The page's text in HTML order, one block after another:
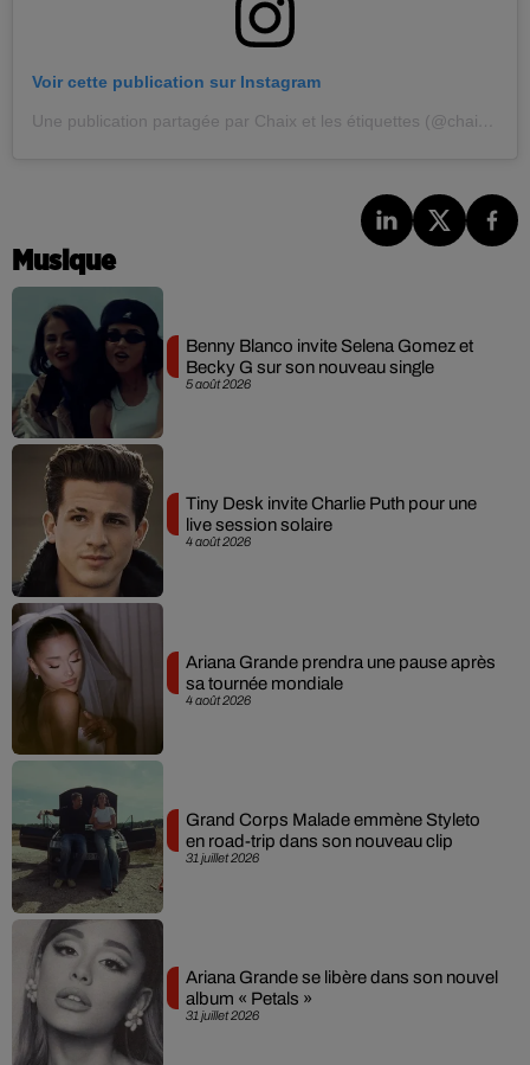
Voir cette publication sur Instagram
Musique
5 août 2026
Benny Blanco invite Selena Gomez et
Becky G sur son nouveau single
4 août 2026
Tiny Desk invite Charlie Puth pour une
live session solaire
4 août 2026
Ariana Grande prendra une pause après
sa tournée mondiale
31 juillet 2026
Grand Corps Malade emmène Styleto
en road-trip dans son nouveau clip
31 juillet 2026
Ariana Grande se libère dans son nouvel
album « Petals »